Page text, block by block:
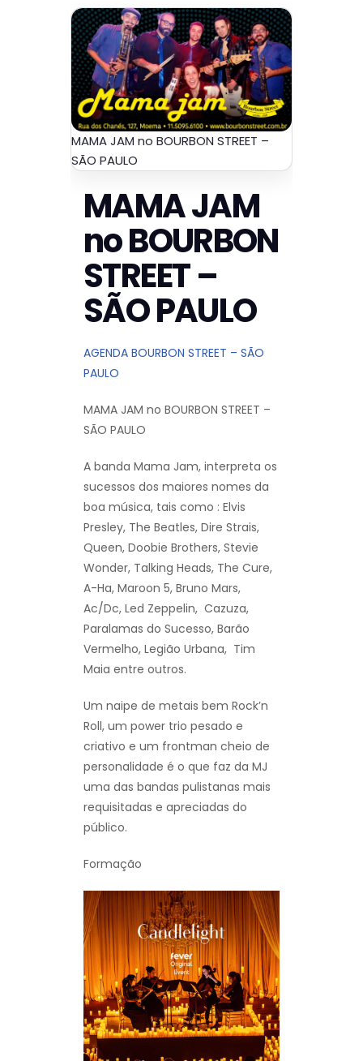
MAMA JAM no BOURBON STREET –
SÃO PAULO
MAMA JAM
no BOURBON
STREET –
SÃO PAULO
AGENDA BOURBON STREET – SÃO
PAULO
MAMA JAM no BOURBON STREET –
SÃO PAULO
A banda Mama Jam, interpreta os
sucessos dos maiores nomes da
boa música, tais como : Elvis
Presley, The Beatles, Dire Strais,
Queen, Doobie Brothers, Stevie
Wonder, Talking Heads, The Cure,
A-Ha, Maroon 5, Bruno Mars,
Ac/Dc, Led Zeppelin, Cazuza,
Paralamas do Sucesso, Barão
Vermelho, Legião Urbana, Tim
Maia entre outros.
Um naipe de metais bem Rock’n
Roll, um power trio pesado e
criativo e um frontman cheio de
personalidade é o que faz da MJ
uma das bandas pulistanas mais
requisitadas e apreciadas do
público.
Formação